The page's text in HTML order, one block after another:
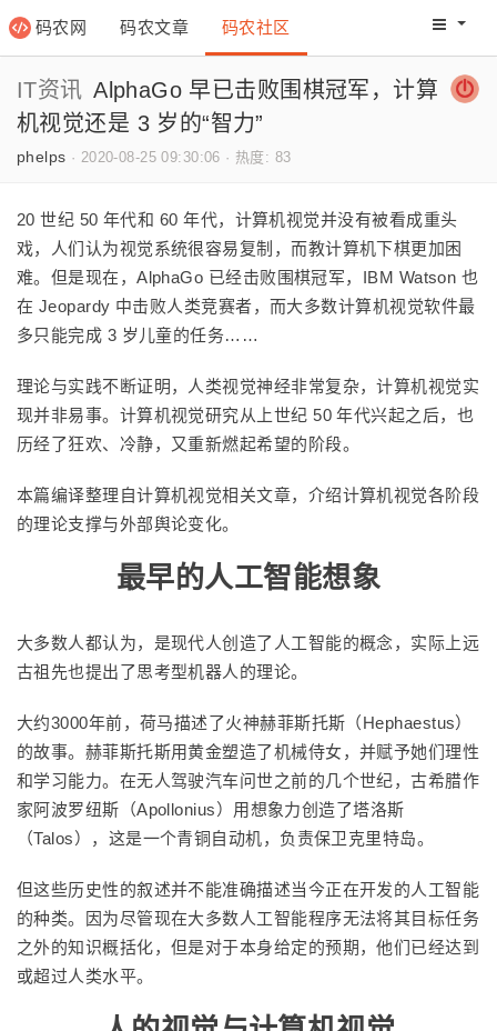
码农网 码农文章 码农社区 码农网
IT资讯 AlphaGo 早已击败围棋冠军，计算
机视觉还是 3 岁的“智力”
phelps · 2020-08-25 09:30:06 · 热度: 83
20 世纪 50 年代和 60 年代，计算机视觉并没有被看成重头
戏，人们认为视觉系统很容易复制，而教计算机下棋更加困
难。但是现在，AlphaGo 已经击败围棋冠军，IBM Watson 也
在 Jeopardy 中击败人类竞赛者，而大多数计算机视觉软件最
多只能完成 3 岁儿童的任务……
理论与实践不断证明，人类视觉神经非常复杂，计算机视觉实
现并非易事。计算机视觉研究从上世纪 50 年代兴起之后，也
历经了狂欢、冷静，又重新燃起希望的阶段。
本篇编译整理自计算机视觉相关文章，介绍计算机视觉各阶段
的理论支撑与外部舆论变化。
最早的人工智能想象
大多数人都认为，是现代人创造了人工智能的概念，实际上远
古祖先也提出了思考型机器人的理论。
大约3000年前，荷马描述了火神赫菲斯托斯（Hephaestus）
的故事。赫菲斯托斯用黄金塑造了机械侍女，并赋予她们理性
和学习能力。在无人驾驶汽车问世之前的几个世纪，古希腊作
家阿波罗纽斯（Apollonius）用想象力创造了塔洛斯
（Talos），这是一个青铜自动机，负责保卫克里特岛。
但这些历史性的叙述并不能准确描述当今正在开发的人工智能
的种类。因为尽管现在大多数人工智能程序无法将其目标任务
之外的知识概括化，但是对于本身给定的预期，他们已经达到
或超过人类水平。